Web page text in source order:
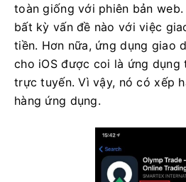
toàn giống với phiên bản
bất kỳ vấn đề nào với việc
tiền. Hơn nữa, ứng dụng giao
cho iOS được coi là ứng
trực tuyến. Vì vậy, nó có xếp
hàng ứng dụng.